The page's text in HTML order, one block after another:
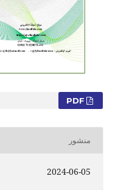
PDF
منشور
2024-06-05